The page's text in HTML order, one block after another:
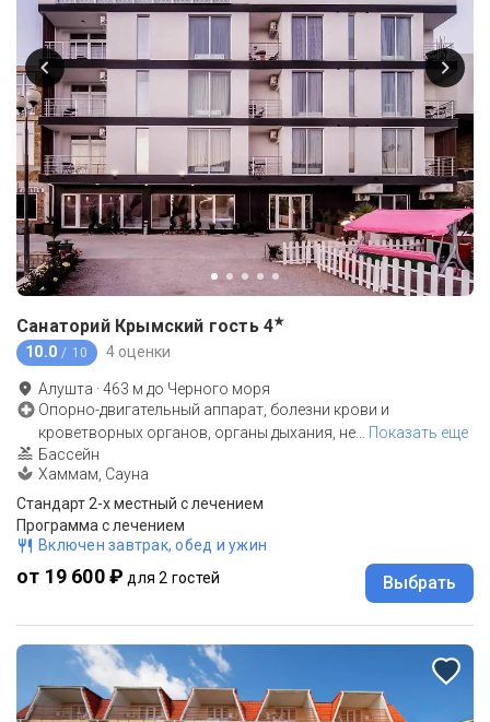
Санаторий Крымский гость 4★
10.0 / 10 4 оценки
Алушта ·463 м до Черного моря
Опорно-двигательный аппарат, болезни крови и
кроветворных органов, органы дыхания, не
Показать еще
Бассейн
Хаммам, Сауна
Стандарт 2-х местный с лечением
Программа с лечением
Включен завтрак, обед и ужин
от 19 600 ₽ для 2 гостей Выбрать